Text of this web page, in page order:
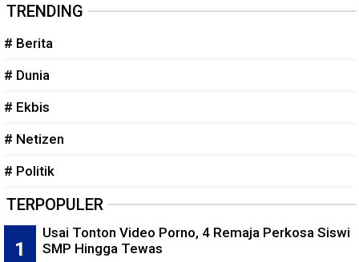
TRENDING
# Berita
# Dunia
# Ekbis
# Netizen
# Politik
TERPOPULER
Usai Tonton Video Porno, 4 Remaja Perkosa Siswi
SMP Hingga Tewas